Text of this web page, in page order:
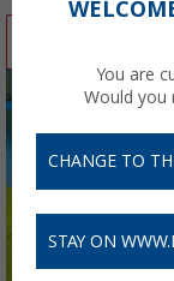
You are
Would you
CHANGE TO
STAY ON